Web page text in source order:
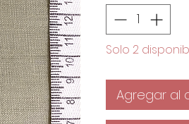
Solo 2
Agregar al